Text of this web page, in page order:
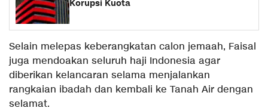
Korupsi Kuota
Selain melepas keberangkatan calon jemaah, Faisal
juga mendoakan seluruh haji Indonesia agar
diberikan kelancaran selama menjalankan
rangkaian ibadah dan kembali ke Tanah Air dengan
selamat.